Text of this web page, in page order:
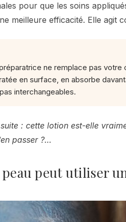
pour que les soins
meilleure efficacité. Elle agit
ne remplace pas
en surface, en absorbe
interchangeables.
: cette lotion est-elle
passer ?…
peut utiliser